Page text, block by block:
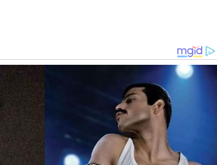
na Copa do Brasil. O Botafogo enfrenta o
Pantaleão (David Ricardo), Alexander Barboza e
Freitas (Danilo), Allan (Newton), Artur (Joaquín
Cabral. Técnico: Davide Ancelotti.